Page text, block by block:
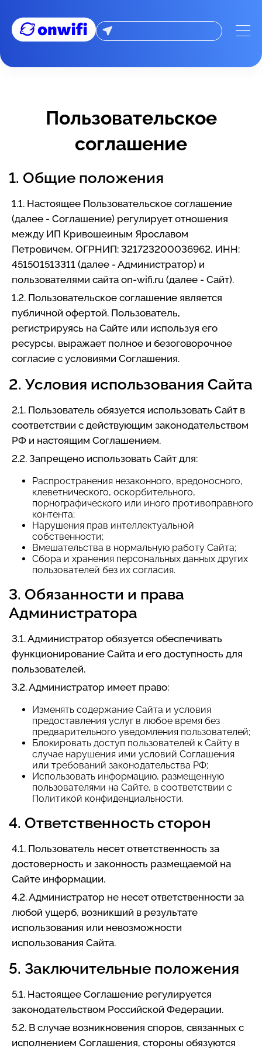
Пользовательское
соглашение
1. Общие положения
1.1. Настоящее Пользовательское соглашение
(далее - Соглашение) регулирует отношения
между ИП Кривошеиным Ярославом
Петровичем, ОГРНИП: 321723200036962, ИНН:
451501513311 (далее - Администратор) и
пользователями сайта on-wifi.ru (далее - Сайт).
1.2. Пользовательское соглашение является
публичной офертой. Пользователь,
регистрируясь на Сайте или используя его
ресурсы, выражает полное и безоговорочное
согласие с условиями Соглашения.
2. Условия использования Сайта
2.1. Пользователь обязуется использовать Сайт в
соответствии с действующим законодательством
РФ и настоящим Соглашением.
2.2. Запрещено использовать Сайт для:
Распространения незаконного, вредоносного,
клеветнического, оскорбительного,
порнографического или иного противоправного
контента;
Нарушения прав интеллектуальной
собственности;
Вмешательства в нормальную работу Сайта;
Сбора и хранения персональных данных других
пользователей без их согласия.
3. Обязанности и права
Администратора
3.1. Администратор обязуется обеспечивать
функционирование Сайта и его доступность для
пользователей.
3.2. Администратор имеет право:
Изменять содержание Сайта и условия
предоставления услуг в любое время без
предварительного уведомления пользователей;
Блокировать доступ пользователей к Сайту в
случае нарушения ими условий Соглашения
или требований законодательства РФ;
Использовать информацию, размещенную
пользователями на Сайте, в соответствии с
Политикой конфиденциальности.
4. Ответственность сторон
4.1. Пользователь несет ответственность за
достоверность и законность размещаемой на
Сайте информации.
4.2. Администратор не несет ответственности за
любой ущерб, возникший в результате
использования или невозможности
использования Сайта.
5. Заключительные положения
5.1. Настоящее Соглашение регулируется
законодательством Российской Федерации.
5.2. В случае возникновения споров, связанных с
исполнением Соглашения, стороны обязуются